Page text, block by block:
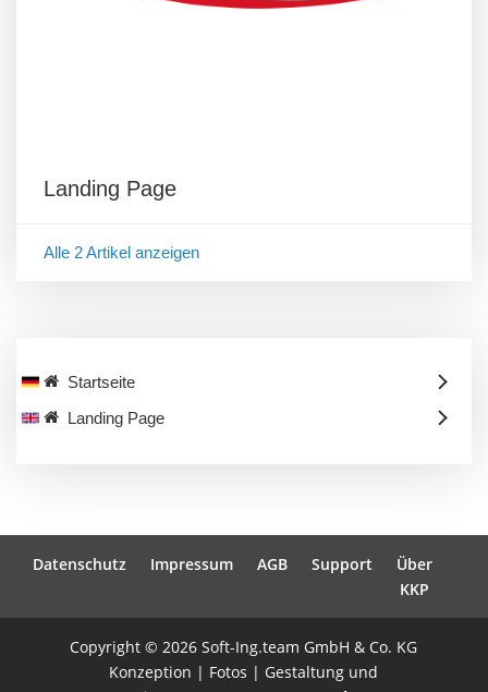
Landing Page
Alle 2 Artikel anzeigen
Startseite
Landing Page
Datenschutz Impressum AGB Support
Über
KKP
Copyright © 2026 Soft-Ing.team GmbH & Co. KG
Konzeption | Fotos | Gestaltung und